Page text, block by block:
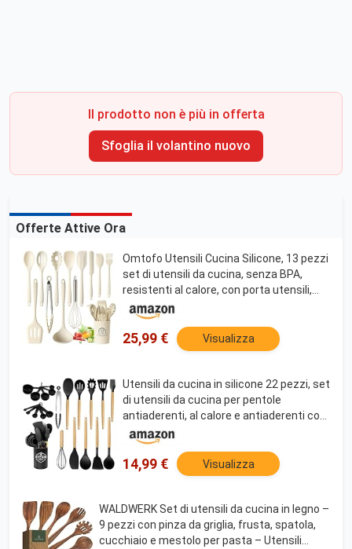
Il prodotto non è più in offerta
Sfoglia il volantino nuovo
Offerte Attive Ora
Omtofo Utensili Cucina Silicone, 13 pezzi
set di utensili da cucina, senza BPA,
resistenti al calore, con porta utensili,
Lavabile In Lavastoviglie
25,99 € Visualizza
Utensili da cucina in silicone 22 pezzi, set
di utensili da cucina per pentole
antiaderenti, al calore e antiaderenti con
manico in legno per utensili senza BPA
14,99 € Visualizza
WALDWERK Set di utensili da cucina in legno –
9 pezzi con pinza da griglia, frusta, spatola,
cucchiaio e mestolo per pasta – Utensili